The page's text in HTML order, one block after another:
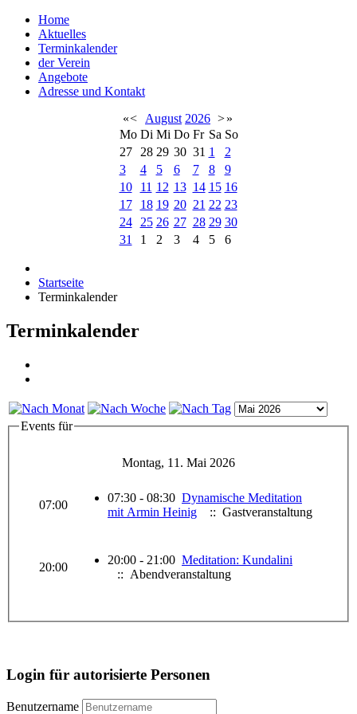
Home
Aktuelles
Terminkalender
der Verein
Angebote
Adresse und Kontakt
«< August 2026 >»
Mo Di Mi Do Fr Sa So
27
28 29 30 31 1
2
3
4 5 6 7 8
9
10
11 12 13 14 15 16
17
18 19 20 21 22 23
24
25 26 27 28 29 30
31
1 2 3 4 5 6
Startseite
Terminkalender
Terminkalender
Events für
Montag, 11. Mai 2026
07:00
07:30 - 08:30 Dynamische Meditation
mit Armin Heinig
:: Gastveranstaltung
20:00
20:00 - 21:00 Meditation: Kundalini
:: Abendveranstaltung
Login für autorisierte Personen
Benutzername